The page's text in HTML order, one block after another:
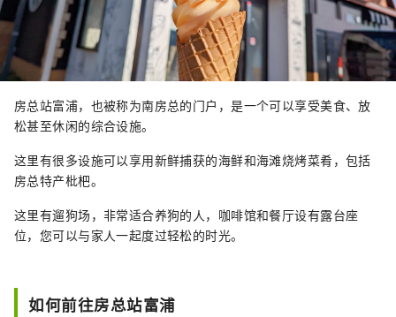
房总站富浦，也被称为南房总的门户，是一个可以享受美食、放
松甚至休闲的综合设施。
这里有很多设施可以享用新鲜捕获的海鲜和海滩烧烤菜肴，包括
房总特产枇杷。
这里有遛狗场，非常适合养狗的人，咖啡馆和餐厅设有露台座
位，您可以与家人一起度过轻松的时光。
如何前往房总站富浦